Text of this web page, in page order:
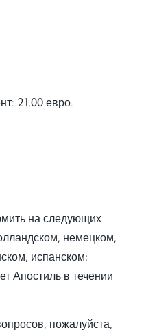
21,00 евро.
на следующих
немецком,
испанском;
Апостиль в течении
пожалуйста,